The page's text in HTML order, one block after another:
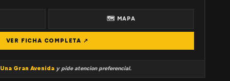
🗺 MAPA
VER FICHA COMPLETA ↗
Una Gran Avenida y pide atencion preferencial.